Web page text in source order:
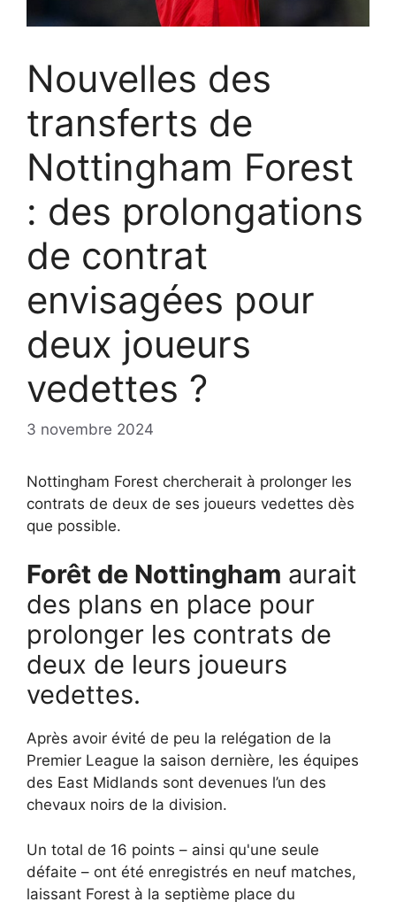
Nouvelles des
transferts de
Nottingham Forest
: des prolongations
de contrat
envisagées pour
deux joueurs
vedettes ?
3 novembre 2024
Nottingham Forest chercherait à prolonger les
contrats de deux de ses joueurs vedettes dès
que possible.
Forêt de Nottingham aurait
des plans en place pour
prolonger les contrats de
deux de leurs joueurs
vedettes.
Après avoir évité de peu la relégation de la
Premier League la saison dernière, les équipes
des East Midlands sont devenues l’un des
chevaux noirs de la division.
Un total de 16 points – ainsi qu'une seule
défaite – ont été enregistrés en neuf matches,
laissant Forest à la septième place du